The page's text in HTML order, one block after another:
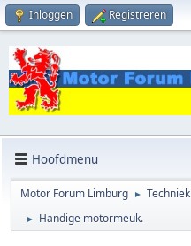
Inloggen Registreren
Hoofdmenu
Motor Forum Limburg ► Techniek
► Handige motormeuk.